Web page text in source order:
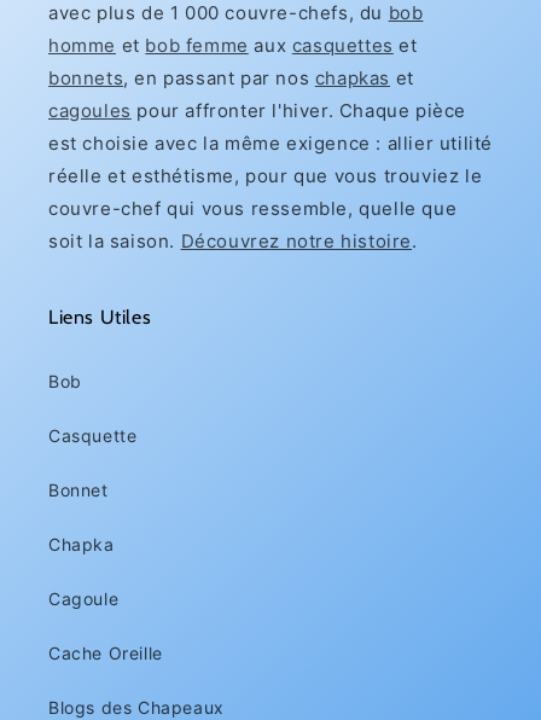
avec plus de 1 000 couvre-chefs, du bob
homme et bob femme aux casquettes et
bonnets, en passant par nos chapkas et
cagoules pour affronter l'hiver. Chaque pièce
est choisie avec la même exigence : allier utilité
réelle et esthétisme, pour que vous trouviez le
couvre-chef qui vous ressemble, quelle que
soit la saison. Découvrez notre histoire.
Liens Utiles
Bob
Casquette
Bonnet
Chapka
Cagoule
Cache Oreille
Blogs des Chapeaux